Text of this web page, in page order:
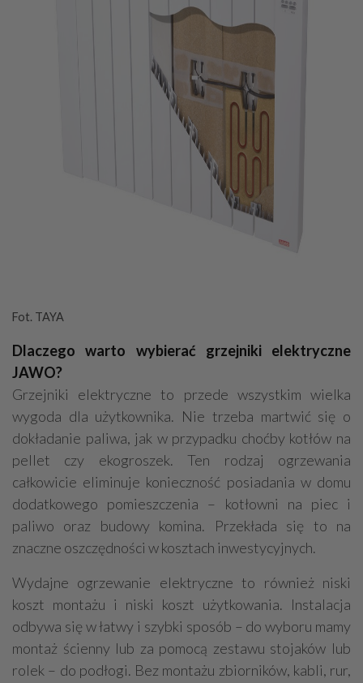
Fot. TAYA
Dlaczego warto wybierać grzejniki elektryczne
JAWO?
Grzejniki elektryczne to przede wszystkim wielka
wygoda dla użytkownika. Nie trzeba martwić się o
dokładanie paliwa, jak w przypadku choćby kotłów na
pellet czy ekogroszek. Ten rodzaj ogrzewania
całkowicie eliminuje konieczność posiadania w domu
dodatkowego pomieszczenia – kotłowni na piec i
paliwo oraz budowy komina. Przekłada się to na
znaczne oszczędności w kosztach inwestycyjnych.
Wydajne ogrzewanie elektryczne to również niski
koszt montażu i niski koszt użytkowania. Instalacja
odbywa się w łatwy i szybki sposób – do wyboru mamy
montaż ścienny lub za pomocą zestawu stojaków lub
rolek – do podłogi. Bez montażu zbiorników, kabli, rur,